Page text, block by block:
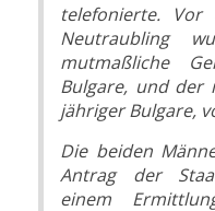
telefonierte.
Neutraubling
mutmaßliche
Bulgare, und der
jähriger Bulgare,
Die beiden
Antrag der
einem